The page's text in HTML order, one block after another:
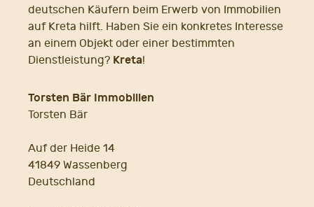
deutschen Käufern beim Erwerb von Immobilien
auf Kreta hilft. Haben Sie ein konkretes Interesse
an einem Objekt oder einer bestimmten
Dienstleistung? Kreta!
Torsten Bär Immobilien
Torsten Bär
Auf der Heide 14
41849 Wassenberg
Deutschland